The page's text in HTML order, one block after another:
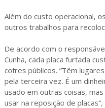
Além do custo operacional,
outros trabalhos para
De acordo com o
Cunha, cada placa furtada
cofres públicos. “Têm
pela terceira vez. É um
usado em outras coisas,
usar na reposição de